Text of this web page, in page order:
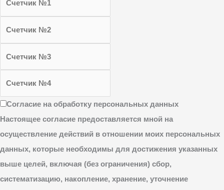
Согласие на обработку персональных данных
Настоящее согласие предоставляется мной на
осуществление действий в отношении моих персональных
данных, которые необходимы для достижения указанных
выше целей, включая (без ограничения) сбор,
систематизацию, накопление, хранение, уточнение